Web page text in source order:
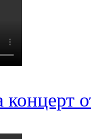
концерт